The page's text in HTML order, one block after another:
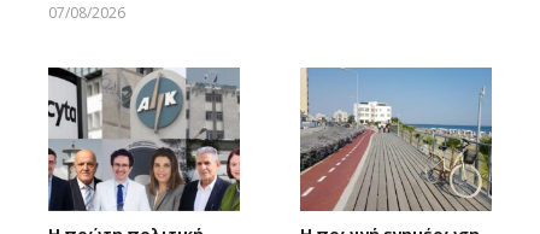
07/08/2026